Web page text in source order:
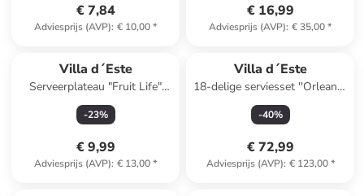
€ 7,84
Adviesprijs (AVP): € 10,00*
€ 16,99
Adviesprijs (AVP): € 35,00*
Villa d´Este
Serveerplateau "Fruit Life"
geel/oranje - (L)15 cm
-23%
€ 9,99
Adviesprijs (AVP): € 13,00*
Villa d´Este
18-delige serviesset ''Orleans''
wit
-40%
€ 72,99
Adviesprijs (AVP): € 123,00*